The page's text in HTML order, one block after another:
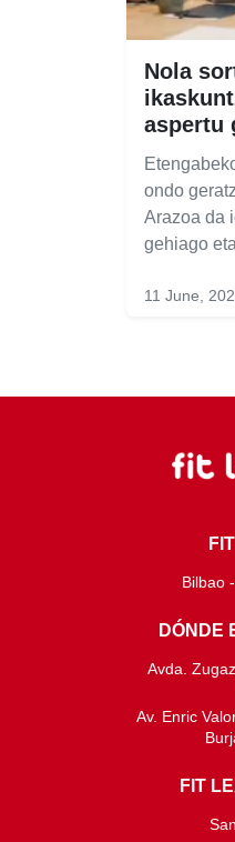
Nola
aspertu
ondo
Arazoa da
gehiago
11 June,
Bilbao
DÓNDE
Avda.
Av. Enric
FIT